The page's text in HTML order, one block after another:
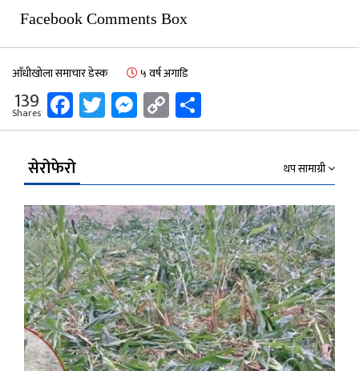
Facebook Comments Box
आँधीखोला समाचार डेस्क ५ वर्ष अगाडि
139
Shares Facebook
Twitter
Messenger
Copy
Link
सेरोफेरो थप सामाग्री